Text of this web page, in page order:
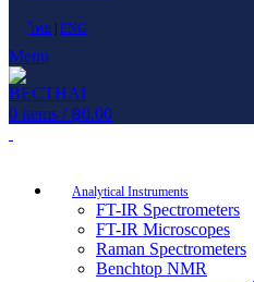
ไทย ENG
Menu
0 items / ฿0.00
Analytical Instruments
FT-IR Spectrometers
FT-IR Microscopes
Raman Spectrometers
Benchtop NMR